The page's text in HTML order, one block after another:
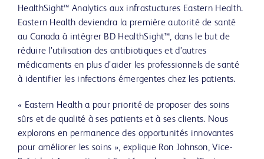
HealthSight™ Analytics aux infrastuctures Eastern Health.
Eastern Health deviendra la première autorité de santé
au Canada à intégrer BD HealthSight™, dans le but de
réduire l’utilisation des antibiotiques et d’autres
médicaments en plus d’aider les professionnels de santé
à identifier les infections émergentes chez les patients.
« Eastern Health a pour priorité de proposer des soins
sûrs et de qualité à ses patients et à ses clients. Nous
explorons en permanence des opportunités innovantes
pour améliorer les soins », explique Ron Johnson, Vice-